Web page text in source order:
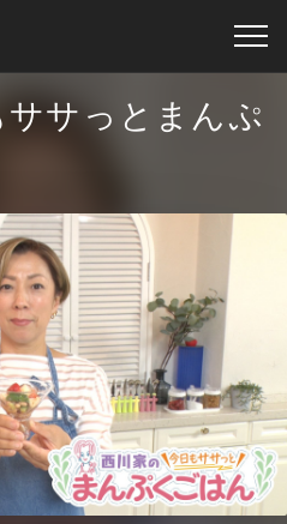
サっとまんぷ